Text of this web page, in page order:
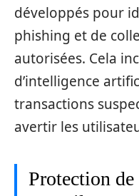
développés pour
phishing et de
autorisées. Cela
d’intelligence
transactions
avertir les
Protection